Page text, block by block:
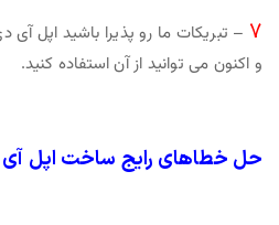
7 – تبریکات ما رو پذیرا باشید اپل
و اکنون می توانید از آن استفاده کنید.
حل خطاهای رایج ساخت اپل